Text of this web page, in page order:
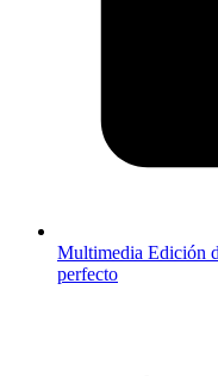
Multimedia Edición
perfecto